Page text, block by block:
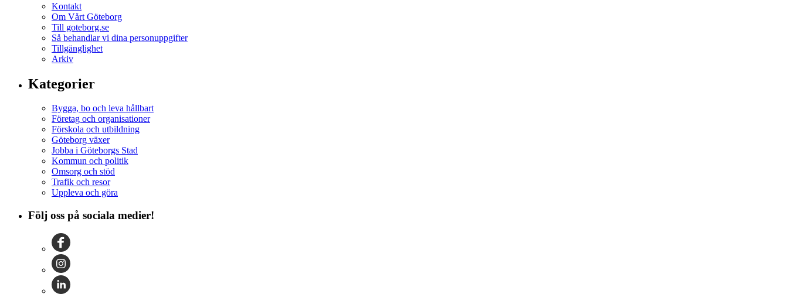
Kontakt
Om Vårt Göteborg
Till goteborg.se
Så behandlar vi dina personuppgifter
Tillgänglighet
Arkiv
Kategorier
Bygga, bo och leva hållbart
Företag och organisationer
Förskola och utbildning
Göteborg växer
Jobba i Göteborgs Stad
Kommun och politik
Omsorg och stöd
Trafik och resor
Uppleva och göra
Följ oss på sociala medier!